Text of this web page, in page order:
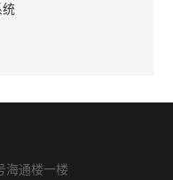
统
海通楼一楼